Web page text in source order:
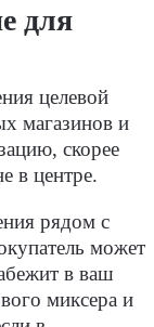
для
целевой
магазинов и
скорее
в центре.
рядом с
может
в ваш
миксера и